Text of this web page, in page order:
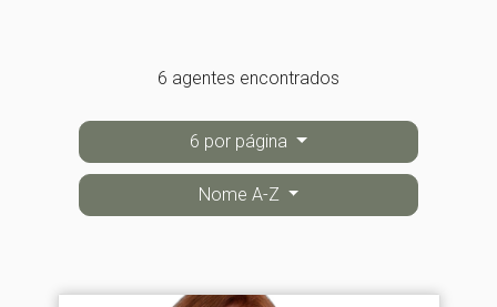
6 agentes encontrados
6 por página
Nome A-Z